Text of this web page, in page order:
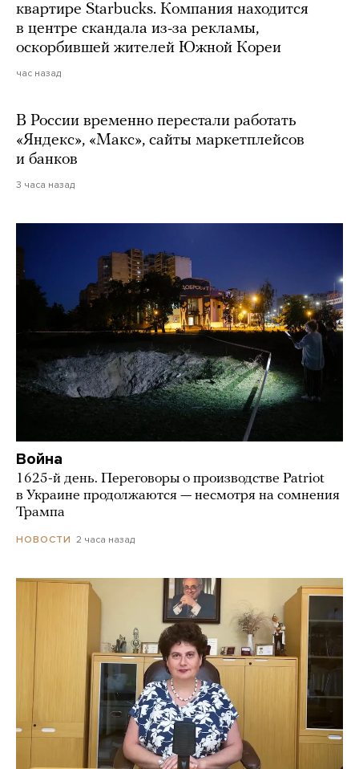
квартире Starbucks. Компания находится
в центре скандала из-за рекламы,
оскорбившей жителей Южной Кореи
час назад
В России временно перестали работать
«Яндекс», «Макс», сайты маркетплейсов
и банков
3 часа назад
Война
1625-й день. Переговоры о производстве Patriot
в Украине продолжаются — несмотря на сомнения
Трампа
НОВОСТИ 2 часа назад